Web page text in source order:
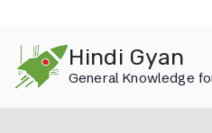
content
Hindi Gyan
General Knowledge